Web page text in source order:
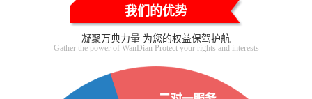
我们的优势
凝聚万典力量 为您的权益保驾护航
Gather the power of WanDian Protect your rights and interests